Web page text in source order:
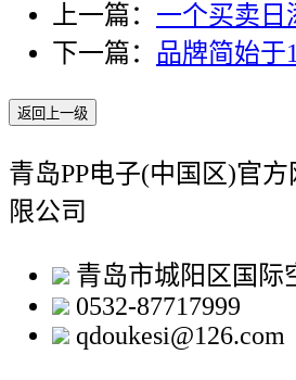
上一篇： 一个买卖日
下一篇： 品牌简始于
返回上一级
青岛PP电子(中国区)官
限公司
青岛市城阳区国际
0532-87717999
qdoukesi@126.com